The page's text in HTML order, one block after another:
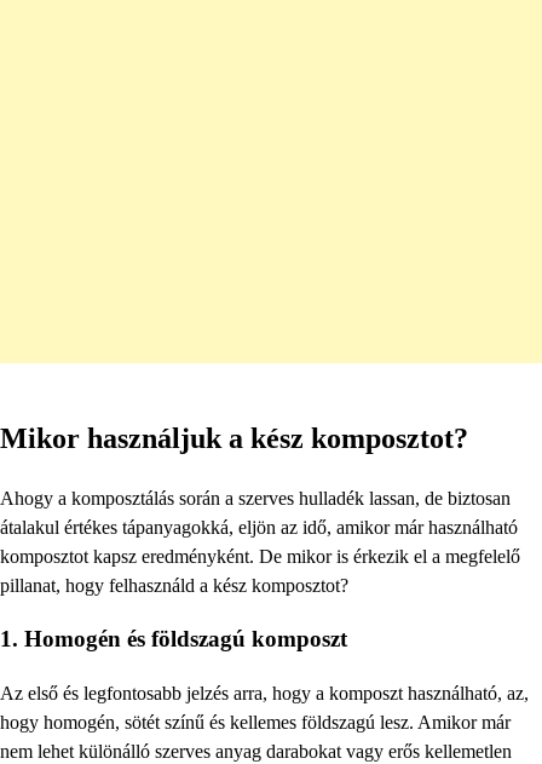
Mikor használjuk a kész komposztot?
Ahogy a komposztálás során a szerves hulladék lassan, de biztosan
átalakul értékes tápanyagokká, eljön az idő, amikor már használható
komposztot kapsz eredményként. De mikor is érkezik el a megfelelő
pillanat, hogy felhasználd a kész komposztot?
1. Homogén és földszagú komposzt
Az első és legfontosabb jelzés arra, hogy a komposzt használható, az,
hogy homogén, sötét színű és kellemes földszagú lesz. Amikor már
nem lehet különálló szerves anyag darabokat vagy erős kellemetlen